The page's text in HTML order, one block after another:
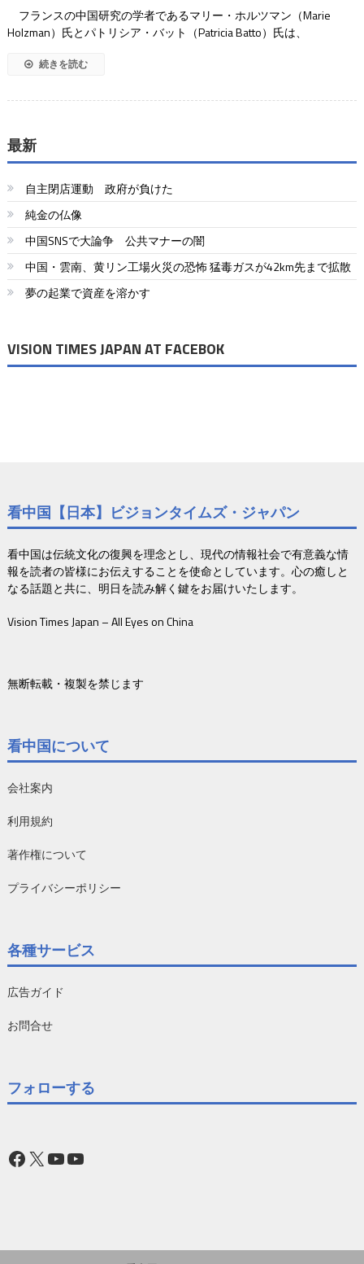
フランスの中国研究の学者であるマリー・ホルツマン（Marie
Holzman）氏とパトリシア・バット（Patricia Batto）氏は、
続きを読む
最新
自主閉店運動 政府が負けた
純金の仏像
中国SNSで大論争 公共マナーの闇
中国・雲南、黄リン工場火災の恐怖 猛毒ガスが42km先まで拡散
夢の起業で資産を溶かす
VISION TIMES JAPAN AT FACEBOK
看中国【日本】ビジョンタイムズ・ジャパン
看中国は伝統文化の復興を理念とし、現代の情報社会で有意義な情
報を読者の皆様にお伝えすることを使命としています。心の癒しと
なる話題と共に、明日を読み解く鍵をお届けいたします。
Vision Times Japan – All Eyes on China
無断転載・複製を禁じます
看中国について
会社案内
利用規約
著作権について
プライバシーポリシー
各種サービス
広告ガイド
お問合せ
フォローする
Facebook
X YouTube
YouTube